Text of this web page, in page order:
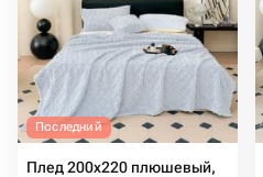
Последний
Плед 200х220 плюшевый,